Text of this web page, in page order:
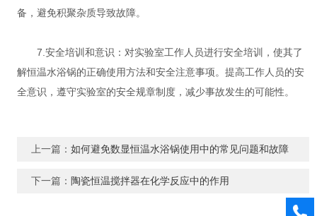
备，避免积聚杂质导致故障。
7.安全培训和意识：对实验室工作人员进行安全培训，使其了
解恒温水浴锅的正确使用方法和安全注意事项。提高工作人员的安
全意识，遵守实验室的安全规章制度，减少事故发生的可能性。
上一篇： 如何避免数显恒温水浴锅使用中的常见问题和故障
下一篇： 陶瓷恒温搅拌器在化学反应中的作用